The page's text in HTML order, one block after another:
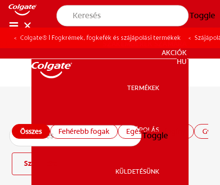
Toggle
SZÁJÁPOLÁS
SZAKEMBEREK SZÁMÁRA
AKCIÓK
HU
TERMÉKEK
SZÁJÁPOLÁS
KÜLDETÉSÜNK
Toggle
Colgate® | Fogkrémek, fogkefék és szájápolási termékek
Összes Fehérebb fogak Egészséges fogíny
Szűrő